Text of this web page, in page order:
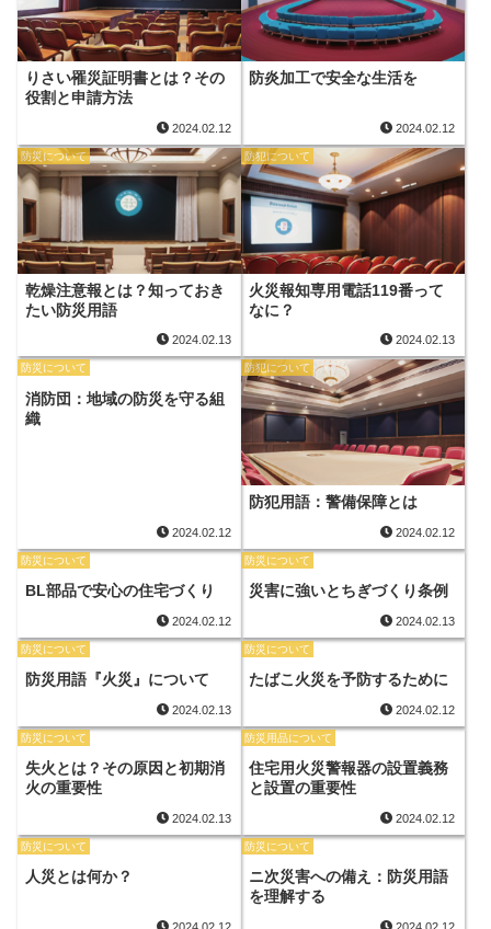
りさい罹災証明書とは？その
役割と申請方法
2024.02.12
防炎加工で安全な生活を
2024.02.12
防災について
乾燥注意報とは？知っておき
たい防災用語
2024.02.13
防犯について
火災報知専用電話119番って
なに？
2024.02.13
防災について
消防団：地域の防災を守る組
織
2024.02.12
防犯について
防犯用語：警備保障とは
2024.02.12
防災について
BL部品で安心の住宅づくり
2024.02.12
防災について
災害に強いとちぎづくり条例
2024.02.13
防災について
防災用語『火災』について
2024.02.13
防災について
たばこ火災を予防するために
2024.02.12
防災について
失火とは？その原因と初期消
火の重要性
2024.02.13
防災用品について
住宅用火災警報器の設置義務
と設置の重要性
2024.02.12
防災について
人災とは何か？
防災について
ニ次災害への備え：防災用語
を理解する